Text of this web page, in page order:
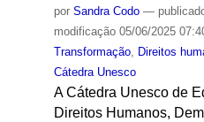
por Sandra Codo —
modificação05/06/2025
Transformação, Direitos
Cátedra Unesco
A Cátedra Unesco de
Direitos Humanos,